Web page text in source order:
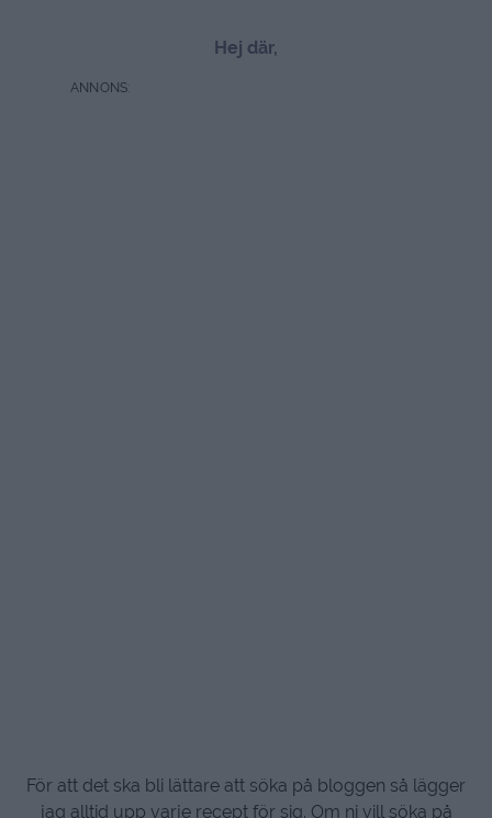
Hej där,
För att det ska bli lättare att söka på bloggen så lägger
jag alltid upp varje recept för sig. Om ni vill söka på